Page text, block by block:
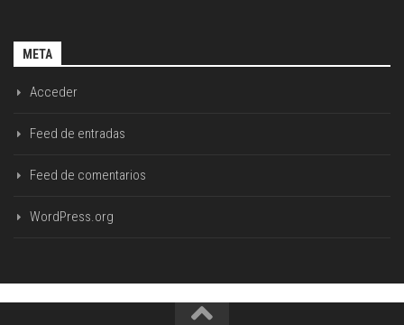
META
Acceder
Feed de entradas
Feed de comentarios
WordPress.org